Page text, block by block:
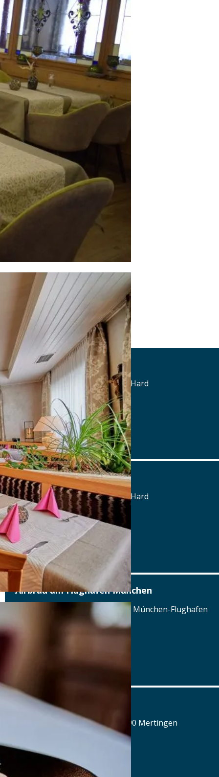
Landgasthof zur Jurahöhe
St. Josef-Str. 6, 91809 Wellheim-Hard
Tel.: Tel.: 08427-9850980
Details
www.jurahoehe.de
Landgasthof zur Jurahöhe
St. Josef-Str. 6, 91809 Wellheim-Hard
Tel.: Tel.: 08427-9850980
Details
www.jurahoehe.de
Airbräu am Flughafen München
Terminalstraße Mitte 18, 85356 München-Flughafen
Tel.: Tel.: 089 - 97593111
Alte Brauerei Mertingen
Hilaria-Lechner-Straße 21, 86690 Mertingen
Tel.: Tel.: 09078-912320